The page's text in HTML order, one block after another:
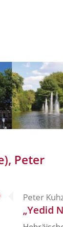
Peter
Peter
„Yedid